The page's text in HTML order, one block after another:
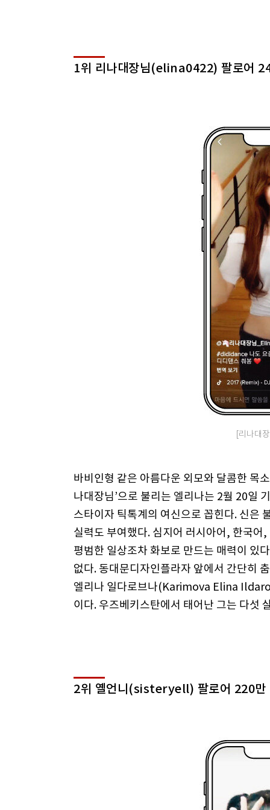
1위 리나대장님(elina0422) 팔로어
[리나대
바비인형 같은 아름다운 외모와 달콤한 목
나대장님’으로 불리는 엘리나는 2월 20일
스타이자 틱톡계의 여신으로 꼽힌다. 신은
실력도 부여했다. 심지어 러시아어, 한국
평범한 일상조차 화보로 만드는 매력이 있
없다. 동대문디자인플라자 앞에서 간단히
엘리나 일다로브나(Karimova Elina
이다. 우즈베키스탄에서 태어난 그는 다섯
2위 옐언니(sisteryell) 팔로어 220만